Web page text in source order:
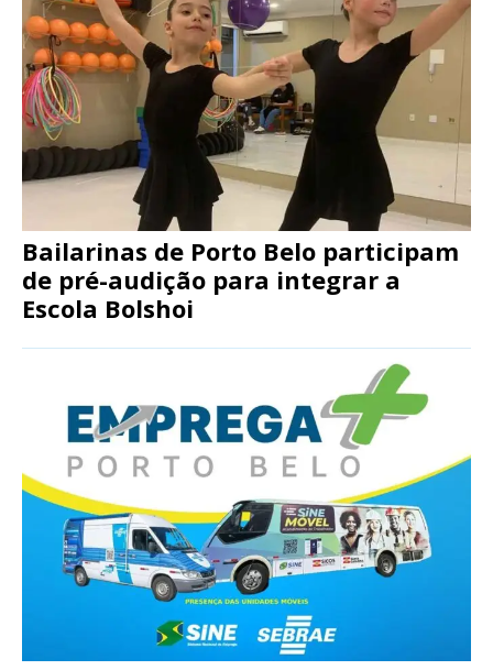
Bailarinas de Porto Belo participam
de pré-audição para integrar a
Escola Bolshoi